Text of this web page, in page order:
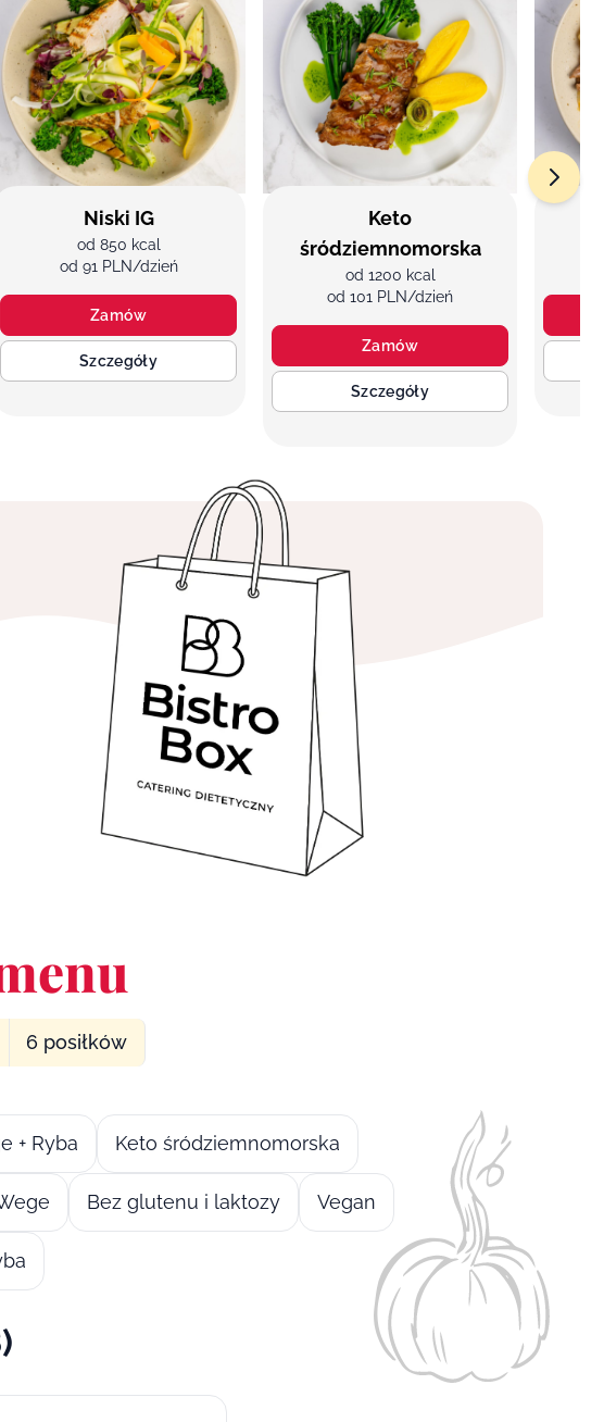
Niski IG
od 850 kcal
od 91 PLN/dzień
Zamów
Szczegóły
Keto
śródziemnomorska
od 1200 kcal
od 101 PLN/dzień
Zamów
Szczegóły
6 posiłków
+ Ryba Keto śródziemnomorska
Bez glutenu i laktozy Vegan